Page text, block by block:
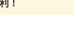
！